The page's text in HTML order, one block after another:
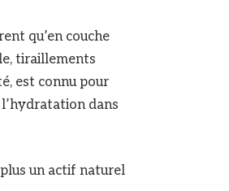
qu’en couche
tiraillements
est connu pour
dans
un actif naturel